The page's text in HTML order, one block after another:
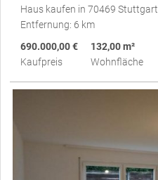
Haus kaufen in 70469 Stuttgart
Entfernung: 6 km
690.000,00 €
Kaufpreis
132,00 m²
Wohnfläche